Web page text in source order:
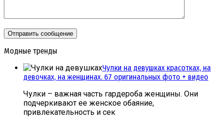
Модные тренды
Чулки на девушках красотках, на
девочках, на женщинах. 67 оригинальных фото + видео
Чулки – важная часть гардероба женщины. Они
подчеркивают ее женское обаяние,
привлекательность и сек